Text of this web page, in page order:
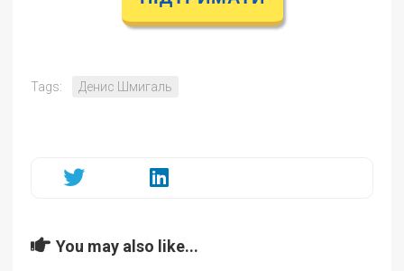
Tags: Денис Шмигаль
You may also like...